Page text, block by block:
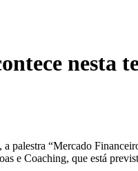
nesta
“Mercado
e Coaching, que está